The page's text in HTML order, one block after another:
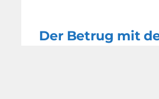
Der Betrug mit